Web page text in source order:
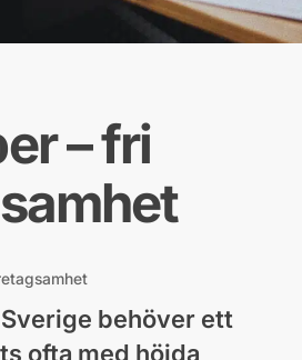
– fri
behöver ett
ofta med höjda